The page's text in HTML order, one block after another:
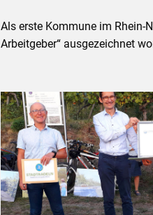
Als erste Kommune im Rhein-
Arbeitgeber“ ausgezeichnet